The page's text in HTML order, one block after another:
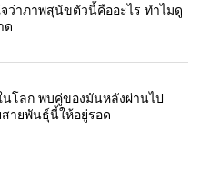
จว่าภาพสุนัขตัวนี้คืออะไร ทำไมดู
ด
นโลก พบคู่ของมันหลังผ่านไป
ายพันธุ์นี้ให้อยู่รอด